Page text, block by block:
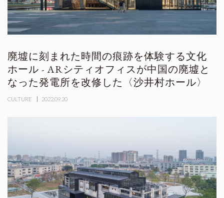
廃墟に刻まれた時間の痕跡を体験する文化
ホール - ARシティオフィスが中国の廃墟と
なった発電所を改修した〈沙井村ホール〉
CULTURE 2022.09.20